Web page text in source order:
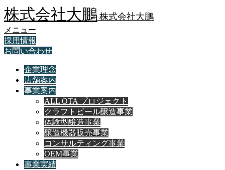
株式会社大鵬 株式会社大鵬
メニュー
採用情報
お問い合わせ
企業理念
店舗案内
事業案内
ALL OTA プロジェクト
クラフトビール醸造事業
体験型醸造事業
醸造機器販売事業
コンサルティング事業
OEM事業
事業実績